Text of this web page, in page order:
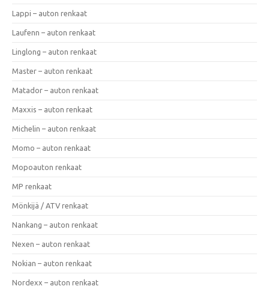
Lappi – auton renkaat
Laufenn – auton renkaat
Linglong – auton renkaat
Master – auton renkaat
Matador – auton renkaat
Maxxis – auton renkaat
Michelin – auton renkaat
Momo – auton renkaat
Mopoauton renkaat
MP renkaat
Mönkijä / ATV renkaat
Nankang – auton renkaat
Nexen – auton renkaat
Nokian – auton renkaat
Nordexx – auton renkaat